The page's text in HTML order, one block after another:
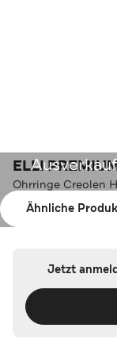
Ähnliche
ELLI
Ohrringe Creolen
Jetzt